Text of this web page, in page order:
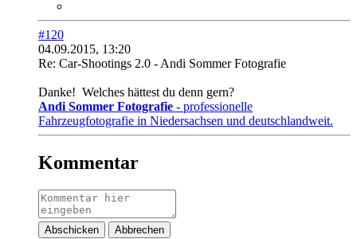
#120
04.09.2015, 13:20
Re: Car-Shootings 2.0 - Andi Sommer Fotografie
Danke! Welches hättest du denn gern?
Andi Sommer Fotografie - professionelle
Fahrzeugfotografie in Niedersachsen und deutschlandweit.
Kommentar
Abschicken Abbrechen